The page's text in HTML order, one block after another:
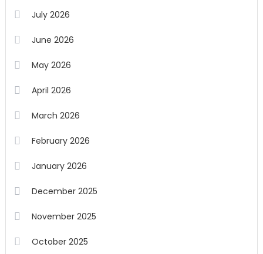
July 2026
June 2026
May 2026
April 2026
March 2026
February 2026
January 2026
December 2025
November 2025
October 2025